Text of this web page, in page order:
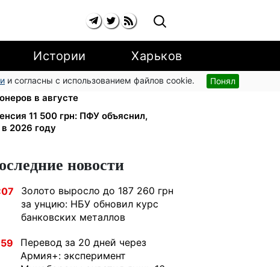
Истории Харьков
и согласны с использованием файлов cookie. Понял
на коммуналку аннулируют: ПФУ
в августе
11 500 грн: ПФУ объяснил,
2026 году
новости
Золото выросло до 187 260 грн
за унцию: НБУ обновил курс
банковских металлов
Перевод за 20 дней через
Армия+: эксперимент